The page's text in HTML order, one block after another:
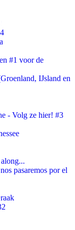
#1 voor de
IJsland en
- Volg ze hier! #3
pasaremos por el